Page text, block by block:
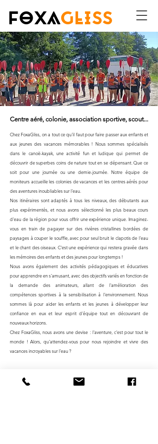
FOXAGLISS
Centre aéré, colonie, association sportive, scout...
Chez FoxaGliss, on a tout ce qu'il faut pour faire passer aux enfants et
aux jeunes des vacances mémorables ! Nous sommes spécialisés
dans le canoë-kayak, une activité fun et ludique qui permet de
découvrir de superbes coins de nature tout en se dépensant. Que ce
soit pour une journée ou une demie-journée. Notre équipe de
moniteurs accueille les colonies de vacances et les centres aérés pour
des aventures inoubliables sur l'eau.
Nos itinéraires sont adaptés à tous les niveaux, des débutants aux
plus expérimentés, et nous avons sélectionné les plus beaux cours
d'eau de la région pour vous offrir une expérience unique. Imaginez-
vous en train de pagayer sur des rivières cristallines bordées de
paysages à couper le souffle, avec pour seul bruit le clapotis de l'eau
et le chant des oiseaux. C'est une expérience qui restera gravée dans
les mémoires des enfants et des jeunes pour longtemps !
Nous avons également des activités pédagogiques et éducatives
pour apprendre en s'amusant, avec des objectifs variés en fonction de
la demande des animateurs, allant de l'amélioration des
compétences sportives à la sensibilisation à l'environnement. Nous
sommes là pour aider les enfants et les jeunes à développer leur
confiance en eux et leur esprit d'équipe tout en découvrant de
nouveaux horizons.
Chez FoxaGliss, nous avons une devise : l'aventure, c'est pour tout le
monde ! Alors, qu'attendez-vous pour nous rejoindre et vivre des
vacances incroyables sur l'eau ?
Offres Spéciales pour les Collectivités !